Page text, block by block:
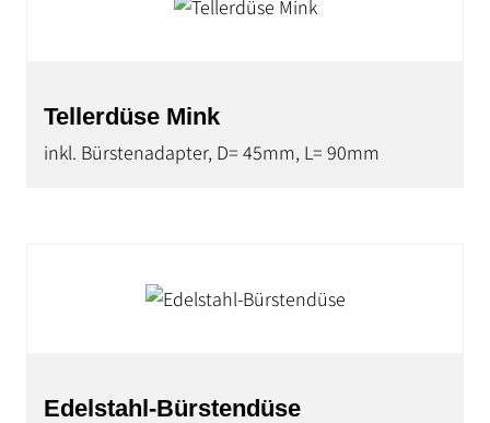
Tellerdüse Mink
inkl. Bürstenadapter, D= 45mm, L= 90mm
Edelstahl-Bürstendüse